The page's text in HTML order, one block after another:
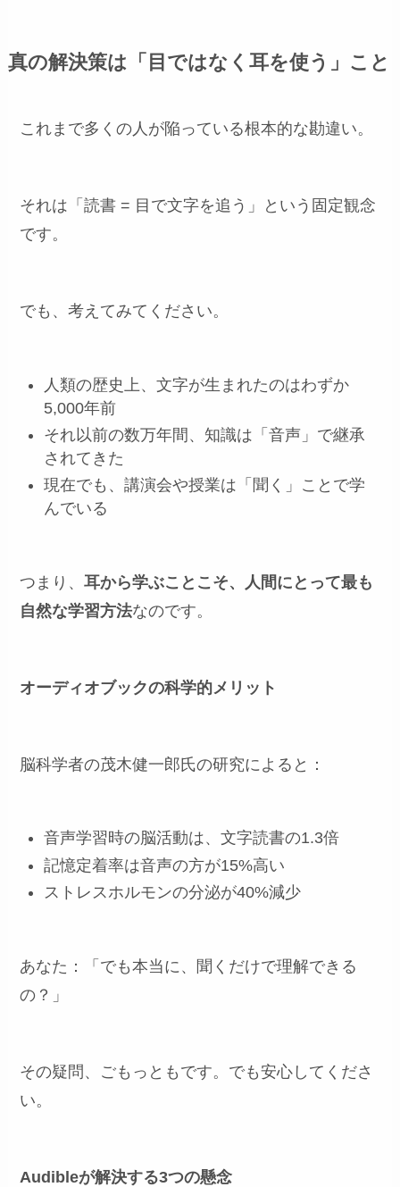
真の解決策は「目ではなく耳を使う」こと
これまで多くの人が陥っている根本的な勘違い。
それは「読書 = 目で文字を追う」という固定観念
です。
でも、考えてみてください。
人類の歴史上、文字が生まれたのはわずか
5,000年前
それ以前の数万年間、知識は「音声」で継承
されてきた
現在でも、講演会や授業は「聞く」ことで学
んでいる
つまり、耳から学ぶことこそ、人間にとって最も
自然な学習方法なのです。
オーディオブックの科学的メリット
脳科学者の茂木健一郎氏の研究によると：
音声学習時の脳活動は、文字読書の1.3倍
記憶定着率は音声の方が15%高い
ストレスホルモンの分泌が40%減少
あなた：「でも本当に、聞くだけで理解できる
の？」
その疑問、ごもっともです。でも安心してくださ
い。
Audibleが解決する3つの懸念